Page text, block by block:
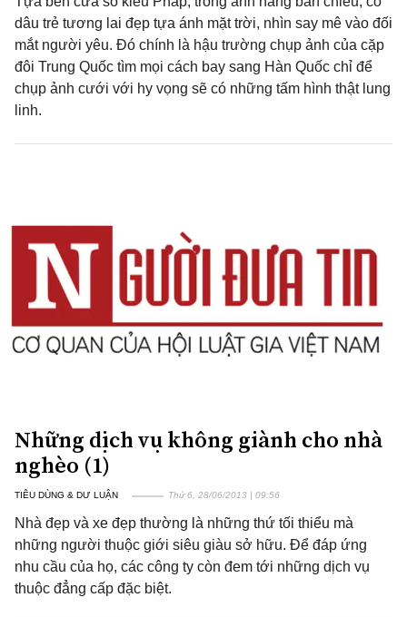
dâu trẻ tương lai đẹp tựa ánh mặt trời, nhìn say mê vào đối
mắt người yêu. Đó chính là hậu trường chụp ảnh của cặp
đôi Trung Quốc tìm mọi cách bay sang Hàn Quốc chỉ để
chụp ảnh cưới với hy vọng sẽ có những tấm hình thật lung
linh.
Những dịch vụ không giành cho nhà
nghèo (1)
TIÊU DÙNG & DƯ LUẬN Thứ 6, 28/06/2013 | 09:56
Nhà đẹp và xe đẹp thường là những thứ tối thiểu mà
những người thuộc giới siêu giàu sở hữu. Để đáp ứng
nhu cầu của họ, các công ty còn đem tới những dịch vụ
thuộc đẳng cấp đặc biệt.